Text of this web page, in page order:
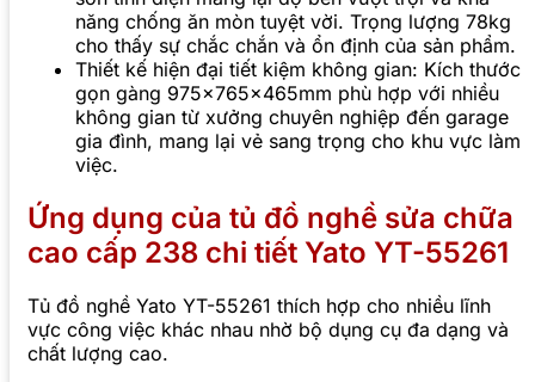
năng chống ăn mòn tuyệt vời. Trọng lượng 78kg
cho thấy sự chắc chắn và ổn định của sản phẩm.
Thiết kế hiện đại tiết kiệm không gian: Kích thước
gọn gàng 975x765x465mm phù hợp với nhiều
không gian từ xưởng chuyên nghiệp đến garage
gia đình, mang lại vẻ sang trọng cho khu vực làm
việc.
Ứng dụng của tủ đồ nghề sửa chữa
cao cấp 238 chi tiết Yato YT-55261
Tủ đồ nghề Yato YT-55261 thích hợp cho nhiều lĩnh
vực công việc khác nhau nhờ bộ dụng cụ đa dạng và
chất lượng cao.